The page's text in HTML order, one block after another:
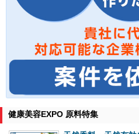
健康美容EXPO 原料特集